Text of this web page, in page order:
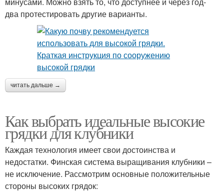
Клубничная грядка Грядки под морковь
Материалы для грядок
два протестировать другие варианты.
читать дальше →
Как выбрать идеальные высокие
грядки для клубники
Каждая технология имеет свои достоинства и
недостатки. Финская система выращивания клубники –
не исключение. Рассмотрим основные положительные
стороны высоких грядок: